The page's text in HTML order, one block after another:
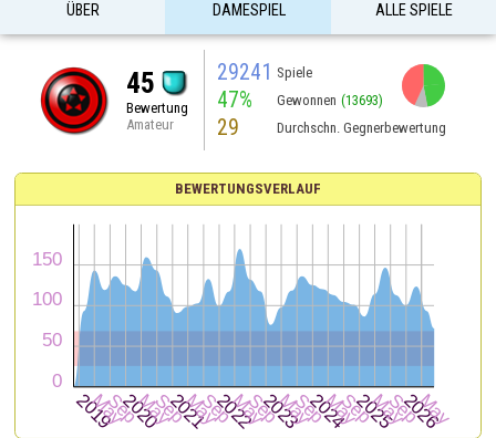
ÜBER DAMESPIEL ALLE SPIELE
45
Bewertung
Amateur
29241 Spiele
47% Gewonnen (13693)
29 Durchschn. Gegnerbewertung
BEWERTUNGSVERLAUF